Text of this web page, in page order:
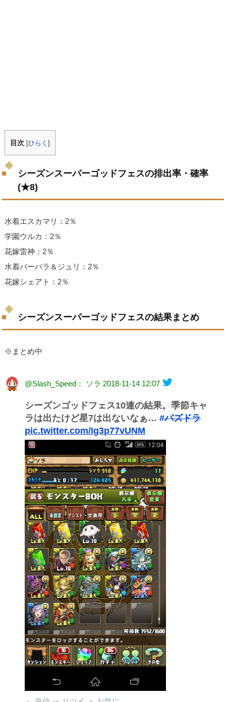
目次 [ひらく]
シーズンスーパーゴッドフェスの排出率・確率
(★8)
水着エスカマリ：2％
学園ウルカ：2％
花嫁雷神：2％
水着バーバラ＆ジュリ：2％
花嫁シェアト：2％
シーズンスーパーゴッドフェスの結果まとめ
※まとめ中
@Slash_Speed： ソラ 2018-11-14 12:07
シーズンゴッドフェス10連の結果。季節キャ
ラは出たけど星7は出ないなぁ…#パズドラ
pic.twitter.com/Ig3p77vUNM